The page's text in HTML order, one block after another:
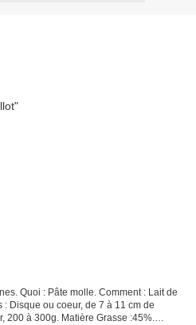
Quoi : Pâte molle. Comment : Lait de
Disque ou coeur, de 7 à 11 cm de
200 à 300g. Matière Grasse :45%.